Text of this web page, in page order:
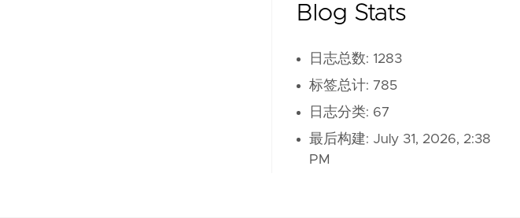
Blog Stats
日志总数: 1283
标签总计: 785
日志分类: 67
最后构建: July 31, 2026, 2:38
PM